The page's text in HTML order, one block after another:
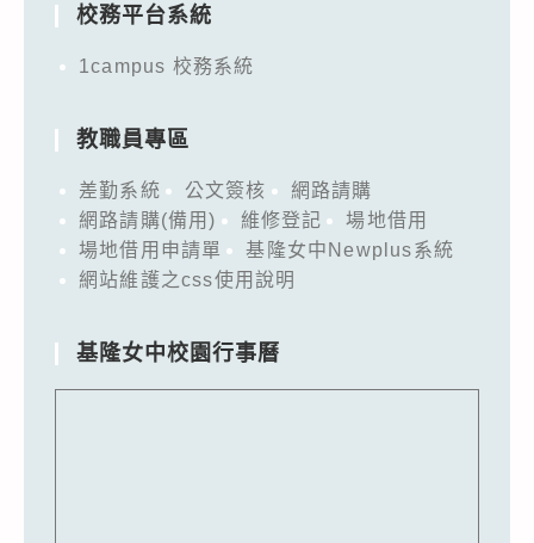
校務平台系統
1campus 校務系統
教職員專區
差勤系統 公文簽核
網路請購
網路請購(備用)
維修登記
場地借用
場地借用申請單
基隆女中Newplus系統
網站維護之css使用說明
基隆女中校園行事曆